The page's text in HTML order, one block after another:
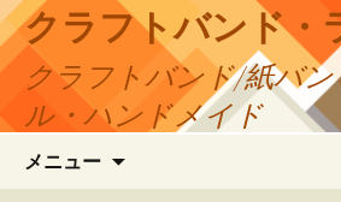
コ
ン
テ
ツ
ス
クラフトバンド・
クラフトバンド/紙バ
ル・ハンドメイド
メニュー